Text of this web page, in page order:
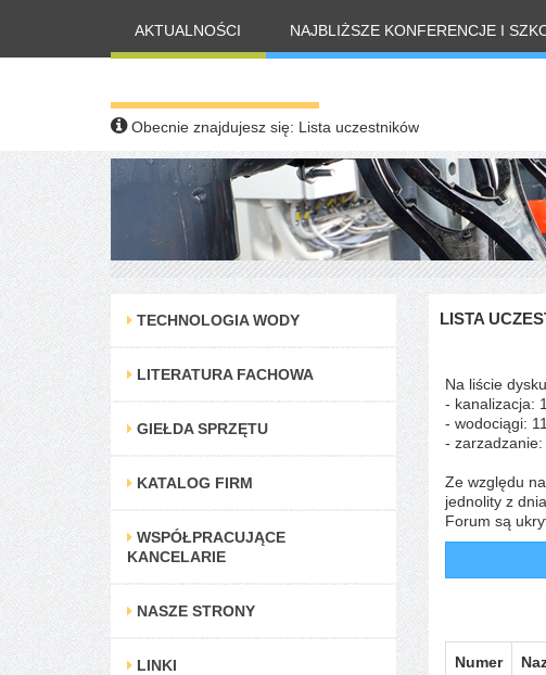
AKTUALNOŚCI NAJBLIŻSZE KONFERENCJE I
Obecnie znajdujesz się: Lista uczestników
TECHNOLOGIA WODY
LITERATURA FACHOWA
GIEŁDA SPRZĘTU
KATALOG FIRM
WSPÓŁPRACUJĄCE
KANCELARIE
NASZE STRONY
LINKI
LISTA
Na liście
- kanalizacja:
- wodociągi:
-
Ze względu
jednolity z
Forum są
Numer